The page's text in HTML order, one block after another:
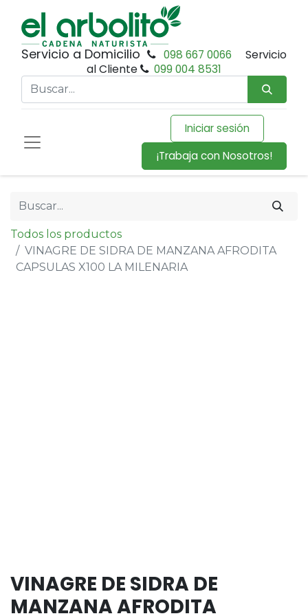
Servicio a Domicilio 098 667 0066
Servicio
al Cliente
099 004 8531
Iniciar sesión
¡Trabaja con Nosotros!
Todos los productos
VINAGRE DE SIDRA DE MANZANA AFRODITA
CAPSULAS X100 LA MILENARIA
VINAGRE DE SIDRA DE
MANZANA AFRODITA